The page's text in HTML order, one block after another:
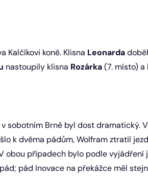
Kalčíkovi koně. Klisna Leonarda
nastoupily klisna Rozárka(7. místo)
sobotním Brně byl dost dramatický.
k dvěma pádům, Wolfram ztratil
obou případech bylo podle vyjádření
pád Inovace na překážce měl